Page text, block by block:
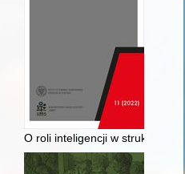
Sprawozdanie z jubileuszu
O roli inteligencji w strukturach